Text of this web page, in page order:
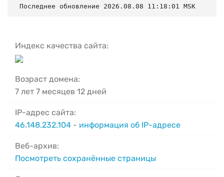
Последнее обновление 2026.08.08 11:18:01 MSK
Индекс качества сайта:
Возраст домена:
7 лет 7 месяцев 12 дней
IP-адрес сайта:
46.148.232.104 - информация об IP-адресе
Веб-архив:
Посмотреть сохранённые страницы